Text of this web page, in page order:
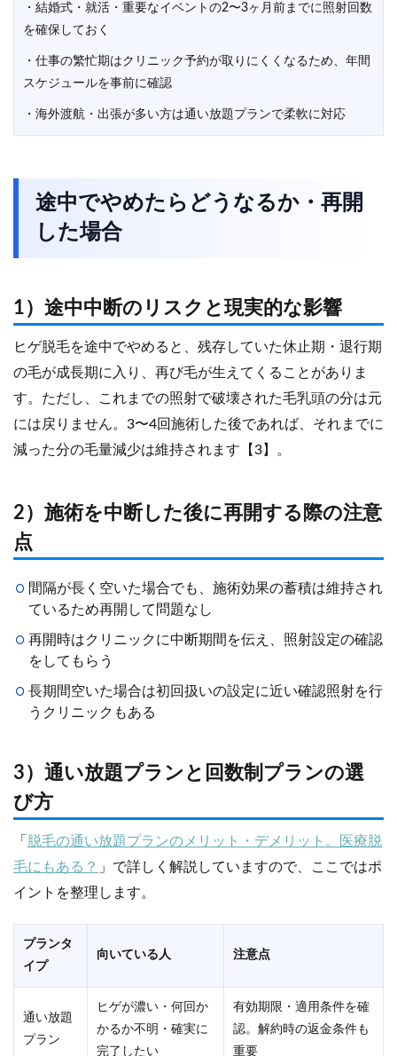
・結婚式・就活・重要なイベントの2〜3ヶ月前までに照射回数
を確保しておく
・仕事の繁忙期はクリニック予約が取りにくくなるため、年間
スケジュールを事前に確認
・海外渡航・出張が多い方は通い放題プランで柔軟に対応
途中でやめたらどうなるか・再開
した場合
1）途中中断のリスクと現実的な影響
ヒゲ脱毛を途中でやめると、残存していた休止期・退行期
の毛が成長期に入り、再び毛が生えてくることがありま
す。ただし、これまでの照射で破壊された毛乳頭の分は元
には戻りません。3〜4回施術した後であれば、それまでに
減った分の毛量減少は維持されます【3】。
2）施術を中断した後に再開する際の注意
点
間隔が長く空いた場合でも、施術効果の蓄積は維持され
ているため再開して問題なし
再開時はクリニックに中断期間を伝え、照射設定の確認
をしてもらう
長期間空いた場合は初回扱いの設定に近い確認照射を行
うクリニックもある
3）通い放題プランと回数制プランの選
び方
「 脱毛の通い放題プランのメリット・デメリット。医療脱
毛にもある？ 」で詳しく解説していますので、ここではポ
イントを整理します。
プランタ
イプ
向いている人 注意点
通い放題
プラン
ヒゲが濃い・何回か
かるか不明・確実に
完了したい
有効期限・適用条件を確
認。解約時の返金条件も
重要